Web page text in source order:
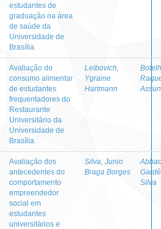
estudantes de
graduação na área
de saúde da
Universidade de
Brasília
Avaliação do
consumo alimentar
de estudantes
frequentadores do
Restaurante
Universitário da
Universidade de
Brasília
Leibovich,
Ygraine
Hartmann
Avaliação dos
antecedentes do
comportamento
empreendedor
social em
estudantes
universitários e
Silva, Junio
Braga Borges
Silva